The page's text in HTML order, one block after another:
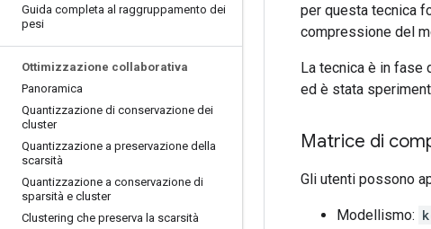
Guida completa al raggruppamento dei
pesi
Ottimizzazione collaborativa
Panoramica
Quantizzazione di conservazione dei
cluster
Quantizzazione a preservazione della
scarsità
Quantizzazione a conservazione di
sparsità e cluster
Clustering che preserva la scarsità
per questa tecnica
compressione del
La tecnica è in fase
ed è stata
Matrice di
Gli utenti possono
Modellismo: